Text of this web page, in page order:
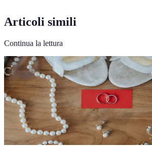
Articoli simili
Continua la lettura